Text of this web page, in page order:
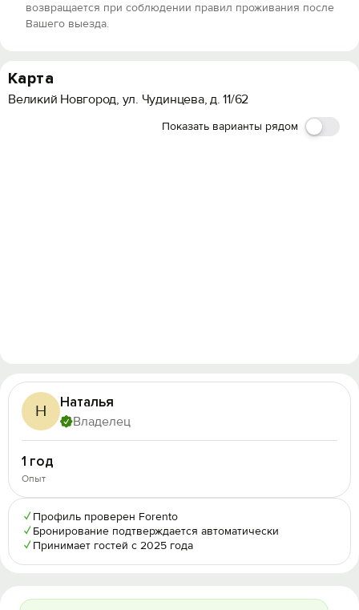
возвращается при соблюдении правил проживания после
Вашего выезда.
Карта
Великий Новгород, ул. Чудинцева, д. 11/62
Показать варианты рядом
Н Наталья
Владелец
1 год
Опыт
✓ Профиль проверен Forento
✓ Бронирование подтверждается автоматически
✓ Принимает гостей с 2025 года